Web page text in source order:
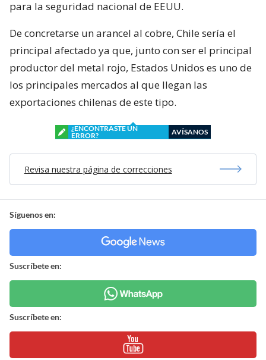
para la seguridad nacional de EEUU.
De concretarse un arancel al cobre, Chile sería el
principal afectado ya que, junto con ser el principal
productor del metal rojo, Estados Unidos es uno de
los principales mercados al que llegan las
exportaciones chilenas de este tipo.
¿ENCONTRASTE UN
ERROR?
AVÍSANOS
Revisa nuestra página de correcciones
Síguenos en:
Suscríbete en:
Suscríbete en: